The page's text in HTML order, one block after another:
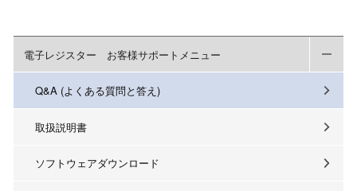
電子レジスター お客様サポートメニュー
Q&A (よくある質問と答え)
取扱説明書
ソフトウェアダウンロード